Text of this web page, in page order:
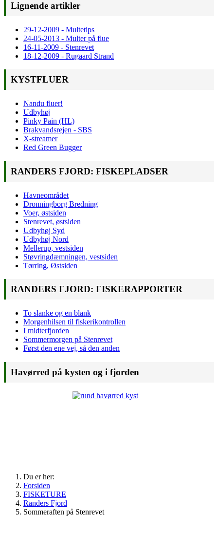
Lignende artikler
29-12-2009 - Multetips
24-05-2013 - Multer på flue
16-11-2009 - Stenrevet
18-12-2009 - Rugaard Strand
KYSTFLUER
Nandu fluer!
Udbyhøj
Pinky Pain (HL)
Brakvandsrejen - SBS
X-streamer
Red Green Bugger
RANDERS FJORD: FISKEPLADSER
Havneområdet
Dronningborg Bredning
Voer, østsiden
Stenrevet, østsiden
Udbyhøj Syd
Udbyhøj Nord
Mellerup, vestsiden
Støvringdæmningen, vestsiden
Tørring, Østsiden
RANDERS FJORD: FISKERAPPORTER
To slanke og en blank
Morgenhilsen til fiskerikontrollen
I midterfjorden
Sommermorgen på Stenrevet
Først den ene vej, så den anden
Havørred på kysten og i fjorden
Du er her:
Forsiden
FISKETURE
Randers Fjord
Sommeraften på Stenrevet